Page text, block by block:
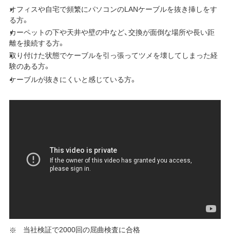
オフィスや自宅で頻繁にパソコンのLANケーブルを抜き挿しをす
る方。
カーペットの下や天井や壁の中など、交換が面倒な場所や長い距
離を接続する方。
取り付けた状態でケーブルを引っ張ってツメを壊してしまった経
験のある方。
ケーブルが抜きにくいと感じている方。
当社検証で2000回の屈曲検査に合格